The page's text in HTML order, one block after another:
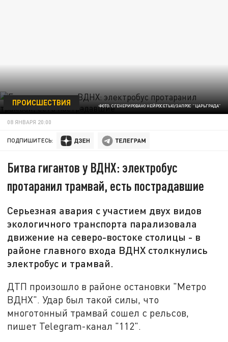
ФОТО: СГЕНЕРИРОВАНО НЕЙРОСЕТЬЮ/ЗАПРОС "ЦАРЬГРАДА"
ПРОИСШЕСТВИЯ
08 ЯНВАРЯ 20:00
ПОДПИШИТЕСЬ:
Битва гигантов у ВДНХ: электробус
протаранил трамвай, есть пострадавшие
Серьезная авария с участием двух видов
экологичного транспорта парализовала
движение на северо-востоке столицы - в
районе главного входа ВДНХ столкнулись
электробус и трамвай.
ДТП произошло в районе остановки "Метро
ВДНХ". Удар был такой силы, что
многотонный трамвай сошел с рельсов,
пишет Telegram-канал "112".